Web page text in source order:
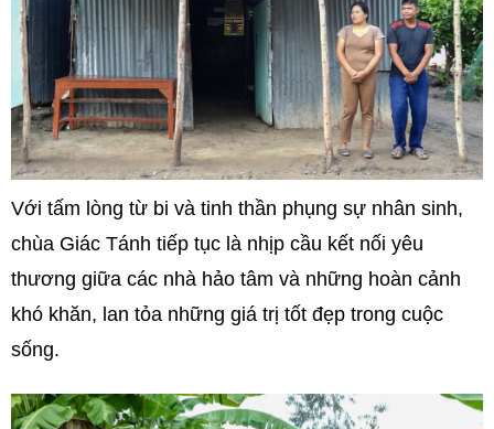
Với tấm lòng từ bi và tinh thần phụng sự nhân sinh,
chùa Giác Tánh tiếp tục là nhịp cầu kết nối yêu
thương giữa các nhà hảo tâm và những hoàn cảnh
khó khăn, lan tỏa những giá trị tốt đẹp trong cuộc
sống.